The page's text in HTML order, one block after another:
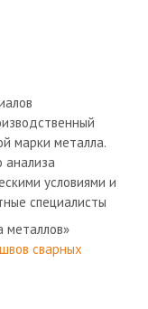
марки металла.
анализа
условиями и
специалисты
металлов»
сварных